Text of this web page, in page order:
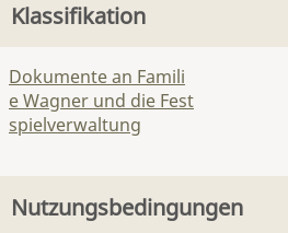
Klassifikation
Dokumente an Famili
e Wagner und die Fest
spielverwaltung
Nutzungsbedingungen